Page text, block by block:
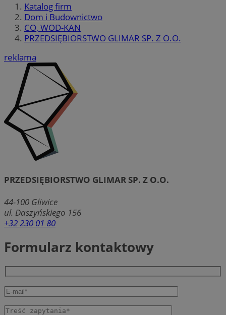
Katalog firm
Dom i Budownictwo
CO, WOD-KAN
PRZEDSIĘBIORSTWO GLIMAR SP. Z O.O.
reklama
PRZEDSIĘBIORSTWO GLIMAR SP. Z O.O.
44-100 Gliwice
ul. Daszyńskiego 156
+32 230 01 80
Formularz kontaktowy